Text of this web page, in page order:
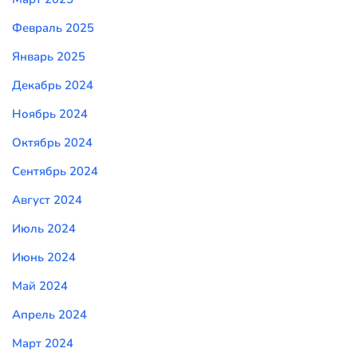
Февраль 2025
Январь 2025
Декабрь 2024
Ноябрь 2024
Октябрь 2024
Сентябрь 2024
Август 2024
Июль 2024
Июнь 2024
Май 2024
Апрель 2024
Март 2024